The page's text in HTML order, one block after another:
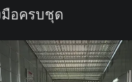
มือครบชุด